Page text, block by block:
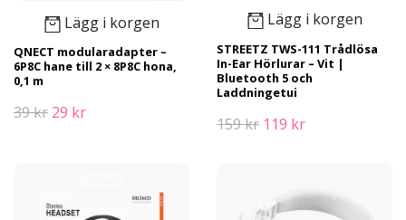
Lägg i korgen
QNECT modularadapter –
6P8C hane till 2 × 8P8C hona,
0,1 m
39 kr 29 kr
Lägg i korgen
STREETZ TWS-111 Trådlösa
In-Ear Hörlurar – Vit |
Bluetooth 5 och
Laddningetui
159 kr 119 kr